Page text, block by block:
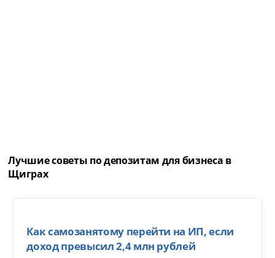
Лучшие советы по депозитам для бизнеса в
Щиграх
Как самозанятому перейти на ИП, если
доход превысил 2,4 млн рублей